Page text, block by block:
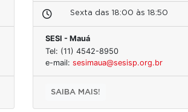
Sexta das 18:00 às 18:50
SESI - Mauá
Tel: (11) 4542-8950
e-mail: sesimaua@sesisp.org.br
SAIBA MAIS!